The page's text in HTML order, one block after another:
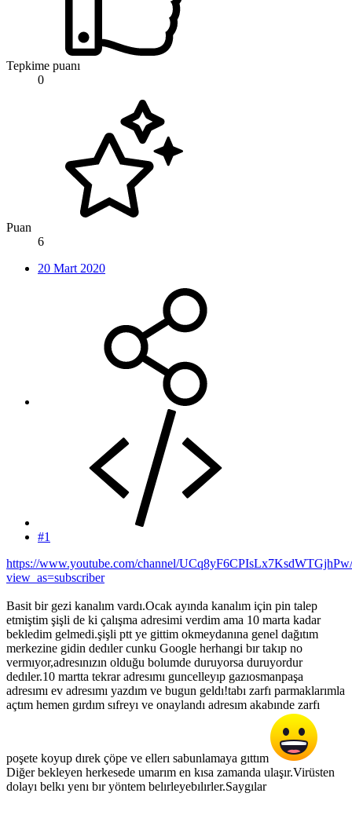
Tepkime puanı
0
Puan
6
20 Mart 2020
#1
https://www.youtube.com/channel/
view_as=subscriber
Basit bir gezi kanalım vardı.Ocak ayında kanalım için pin talep
etmiştim şişli de ki çalışma adresimi verdim ama 10 marta kadar
bekledim gelmedi.şişli ptt ye gittim okmeydanına genel dağıtım
merkezine gidin dedıler cunku Google herhangi bır takıp no
vermıyor,adresınızın olduğu bolumde duruyorsa duruyordur
dedıler.10 martta tekrar adresımı guncelleyıp gazıosmanpaşa
adresımı ev adresımı yazdım ve bugun geldı!tabı zarfı parmaklarımla
açtım hemen gırdım sıfreyı ve onaylandı adresım akabınde zarfı
poşete koyup dırek çöpe ve ellerı sabunlamaya gıttım
Diğer bekleyen herkesede umarım en kısa zamanda ulaşır.Virüsten
dolayı belkı yenı bır yöntem belırleyebılırler.Saygılar